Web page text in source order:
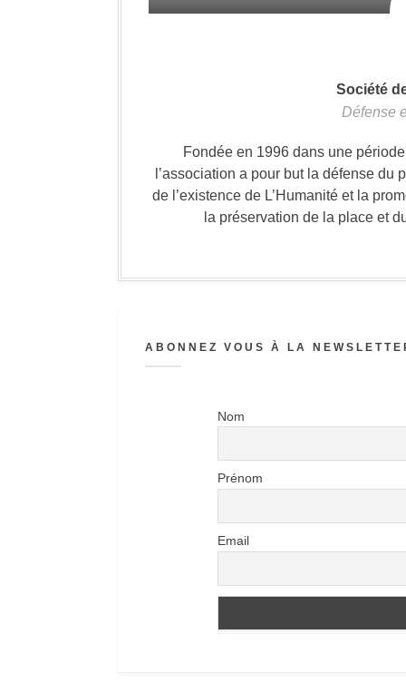
Société
Défense
Fondée en 1996 dans une
l’association a pour but la défense
de l’existence de L’Humanité et la
la préservation de la place et
ABONNEZ VOUS À LA
Nom
Prénom
Email